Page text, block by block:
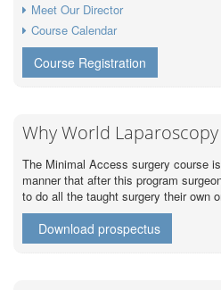
Meet Our Director
Course Calendar
Course Registration
Why World
The Minimal Access surgery course
manner that after this program
to do all the taught surgery their own
Download prospectus